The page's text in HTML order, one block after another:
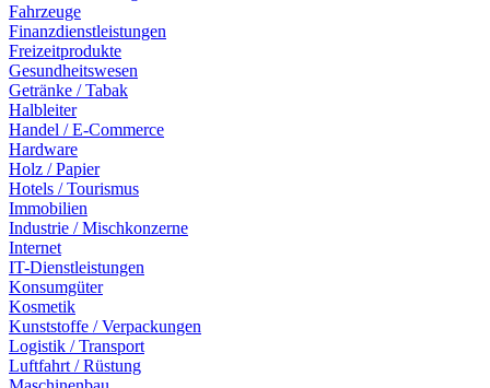
Fahrzeuge
Finanzdienstleistungen
Freizeitprodukte
Gesundheitswesen
Getränke / Tabak
Halbleiter
Handel / E-Commerce
Hardware
Holz / Papier
Hotels / Tourismus
Immobilien
Industrie / Mischkonzerne
Internet
IT-Dienstleistungen
Konsumgüter
Kosmetik
Kunststoffe / Verpackungen
Logistik / Transport
Luftfahrt / Rüstung